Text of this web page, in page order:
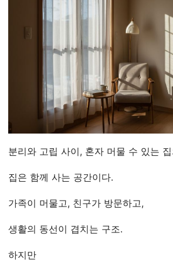
분리와 고립 사이, 혼자 머물 수 있는
집은 함께 사는 공간이다.
가족이 머물고, 친구가 방문하고,
생활의 동선이 겹치는 구조.
하지만